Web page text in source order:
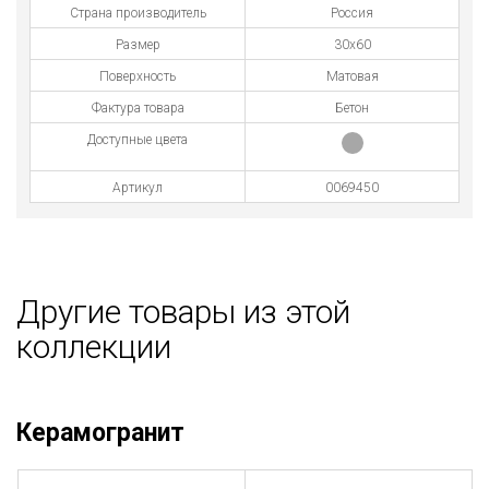
Страна производитель Россия
Размер 30x60
Поверхность Матовая
Фактура товара Бетон
Доступные цвета
Артикул 0069450
Другие товары из этой
коллекции
Керамогранит